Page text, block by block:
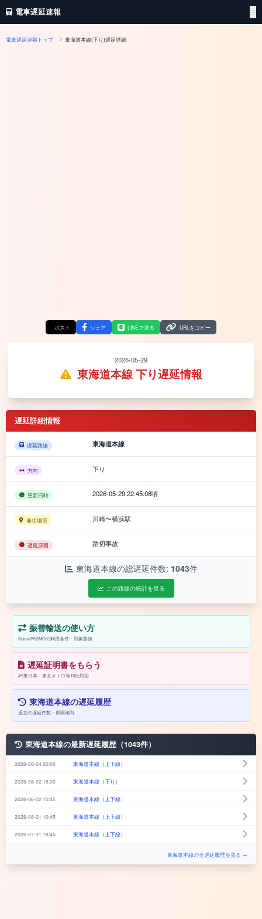
電車遅延速報
電車遅延速報トップ 東海道本線(下り)遅延詳細
ポスト シェア LINEで送る URLをコピー
2026-05-29
東海道本線 下り遅延情報
遅延詳細情報
遅延路線 東海道本線
方向 下り
更新日時 2026-05-29 22:45:08頃
発生場所 川崎〜横浜駅
遅延原因 踏切事故
東海道本線の総遅延件数: 1043件
この路線の統計を見る
振替輸送の使い方
Suica/PASMOの利用条件・対象路線
遅延証明書をもらう
JR東日本・東京メトロ等18社対応
東海道本線の遅延履歴
過去の遅延件数・原因傾向
東海道本線の最新遅延履歴（1043件）
2026-08-04 20:00 東海道本線（上下線）
2026-08-02 19:00 東海道本線（下り）
2026-08-02 15:45 東海道本線（上下線）
2026-08-01 10:45 東海道本線（上下線）
2026-07-31 18:45 東海道本線（上下線）
東海道本線の全遅延履歴を見る →